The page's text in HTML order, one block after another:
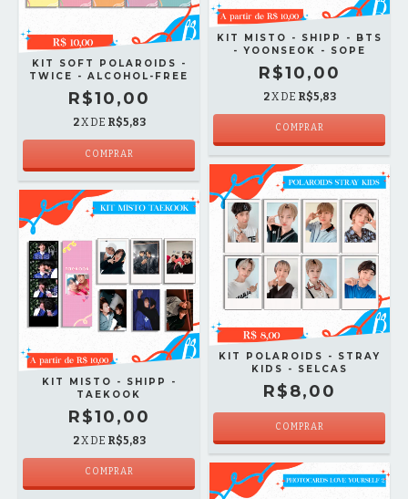
KIT SOFT POLAROIDS -
TWICE - ALCOHOL-FREE
R$10,00
2X DE R$5,83
KIT MISTO - SHIPP - BTS
- YOONSEOK - SOPE
R$10,00
2X DE R$5,83
COMPRAR
KIT MISTO - SHIPP -
TAEKOOK
R$10,00
2X DE R$5,83
COMPRAR
KIT POLAROIDS - STRAY
KIDS - SELCAS
R$8,00